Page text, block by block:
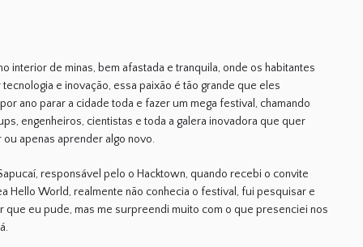
interior de minas, bem afastada e tranquila, onde os habitantes
e inovação, essa paixão é tão grande que eles
ano parar a cidade toda e fazer um mega festival, chamando
engenheiros, cientistas e toda a galera inovadora que quer
ou apenas aprender algo novo.
responsável pelo o Hacktown, quando recebi o convite
Hello World, realmente não conhecia o festival, fui pesquisar e
que eu pude, mas me surpreendi muito com o que presenciei nos